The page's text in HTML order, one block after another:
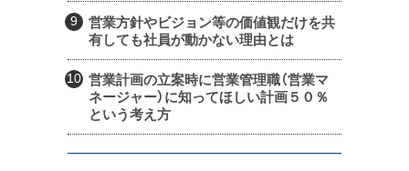
営業方針やビジョン等の価値観だけを共
有しても社員が動かない理由とは
営業計画の立案時に営業管理職（営業マ
ネージャー）に知ってほしい計画５０％
という考え方